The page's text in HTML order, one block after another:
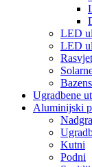
LED
LED
Ugradbene
Aluminijski
Kutni
Podni